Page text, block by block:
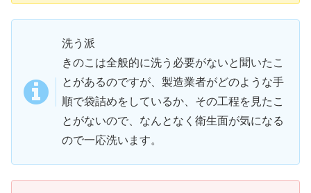
洗う派
きのこは全般的に洗う必要がないと聞いたこ
とがあるのですが、製造業者がどのような手
順で袋詰めをしているか、その工程を見たこ
とがないので、なんとなく衛生面が気になる
ので一応洗います。